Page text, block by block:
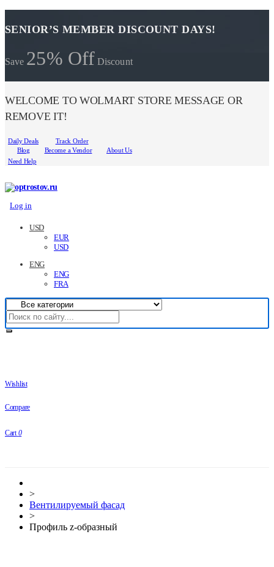
SENIOR’S MEMBER DISCOUNT DAYS!
Save 25% Off Discount
WELCOME TO WOLMART STORE MESSAGE OR
REMOVE IT!
Daily Deals
Track Order
Blog
Become a Vendor
About Us
Need Help
Log in
USD
EUR
USD
ENG
ENG
FRA
Wishlist
Compare
Cart 0
>
Вентилируемый фасад
>
Профиль z-образный